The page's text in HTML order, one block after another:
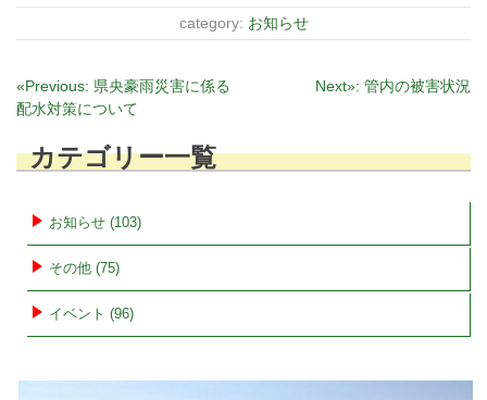
category: お知らせ
投
稿
ナ
ビ
ー
シ
ョ
ン
«Previous: 県央豪雨災害に係る
配水対策について
Next»: 管内の被害状況
カテゴリー一覧
お知らせ (103)
その他 (75)
イベント (96)